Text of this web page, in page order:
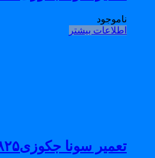
ناموجود
اطلاعات بیشتر
تعمیر سونا جکوزی۰۹۱۲۱۵۰۷۸۲۵